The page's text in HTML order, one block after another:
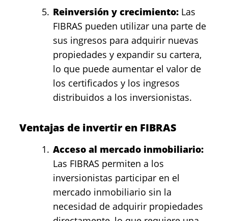
Reinversión y crecimiento: Las
FIBRAS pueden utilizar una parte de
sus ingresos para adquirir nuevas
propiedades y expandir su cartera,
lo que puede aumentar el valor de
los certificados y los ingresos
distribuidos a los inversionistas.
Ventajas de invertir en FIBRAS
Acceso al mercado inmobiliario:
Las FIBRAS permiten a los
inversionistas participar en el
mercado inmobiliario sin la
necesidad de adquirir propiedades